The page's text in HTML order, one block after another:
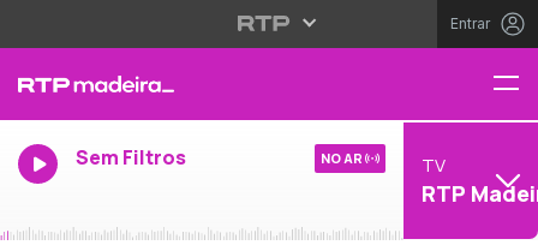
Entrar
Sem Filtros NO AR TV
RTP